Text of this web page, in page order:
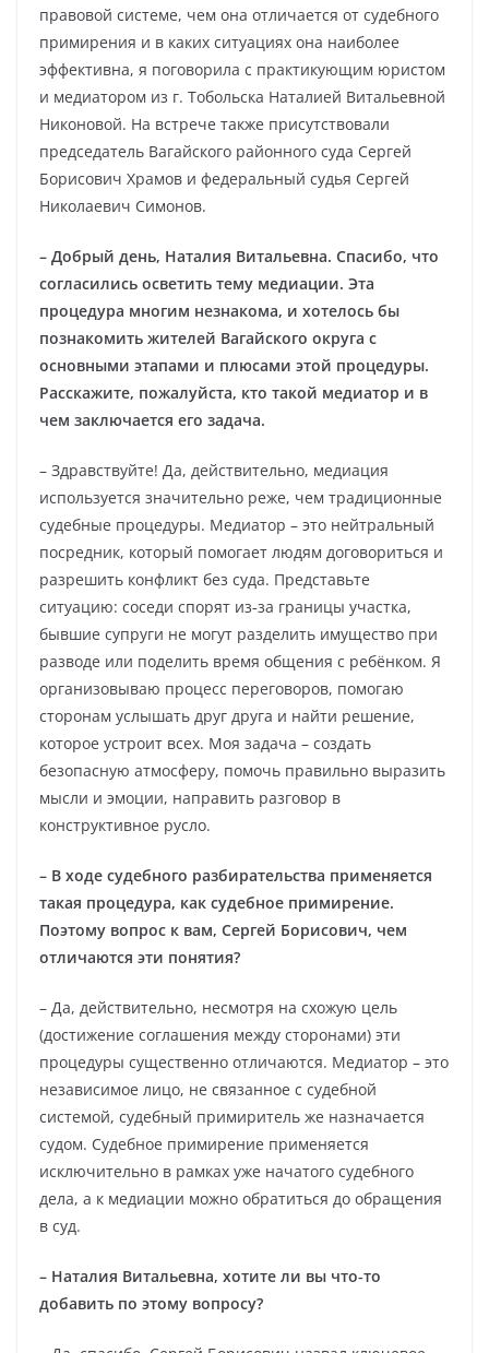
правовой системе, чем она отличается от судебного
примирения и в каких ситуациях она наиболее
эффективна, я поговорила с практикующим юристом
и медиатором из г. Тобольска Наталией Витальевной
Никоновой. На встрече также присутствовали
председатель Вагайского районного суда Сергей
Борисович Храмов и федеральный судья Сергей
Николаевич Симонов.
– Добрый день, Наталия Витальевна. Спасибо, что
согласились осветить тему медиации. Эта
процедура многим незнакома, и хотелось бы
познакомить жителей Вагайского округа с
основными этапами и плюсами этой процедуры.
Расскажите, пожалуйста, кто такой медиатор и в
чем заключается его задача.
– Здравствуйте! Да, действительно, медиация
используется значительно реже, чем традиционные
судебные процедуры. Медиатор – это нейтральный
посредник, который помогает людям договориться и
разрешить конфликт без суда. Представьте
ситуацию: соседи спорят из‑за границы участка,
бывшие супруги не могут разделить имущество при
разводе или поделить время общения с ребёнком. Я
организовываю процесс переговоров, помогаю
сторонам услышать друг друга и найти решение,
которое устроит всех. Моя задача – создать
безопасную атмосферу, помочь правильно выразить
мысли и эмоции, направить разговор в
конструктивное русло.
– В ходе судебного разбирательства применяется
такая процедура, как судебное примирение.
Поэтому вопрос к вам, Сергей Борисович, чем
отличаются эти понятия?
– Да, действительно, несмотря на схожую цель
(достижение соглашения между сторонами) эти
процедуры существенно отличаются. Медиатор – это
независимое лицо, не связанное с судебной
системой, судебный примиритель же назначается
судом. Судебное примирение применяется
исключительно в рамках уже начатого судебного
дела, а к медиации можно обратиться до обращения
в суд.
– Наталия Витальевна, хотите ли вы что‑то
добавить по этому вопросу?